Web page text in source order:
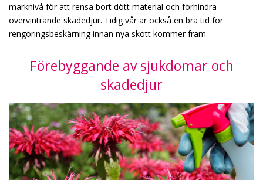
marknivå för att rensa bort dött material och förhindra
övervintrande skadedjur. Tidig vår är också en bra tid för
rengöringsbeskärning innan nya skott kommer fram.
Förebyggande av sjukdomar och
skadedjur